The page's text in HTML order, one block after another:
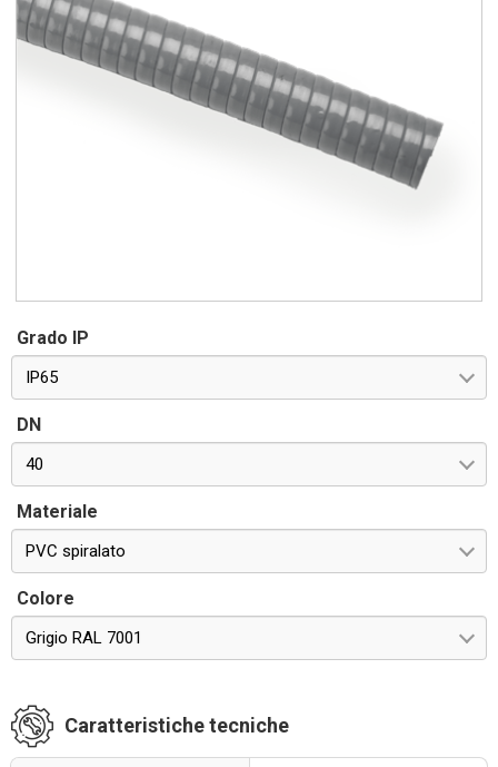
Grado IP
IP65
DN
40
Materiale
PVC spiralato
Colore
Grigio RAL 7001
Caratteristiche tecniche